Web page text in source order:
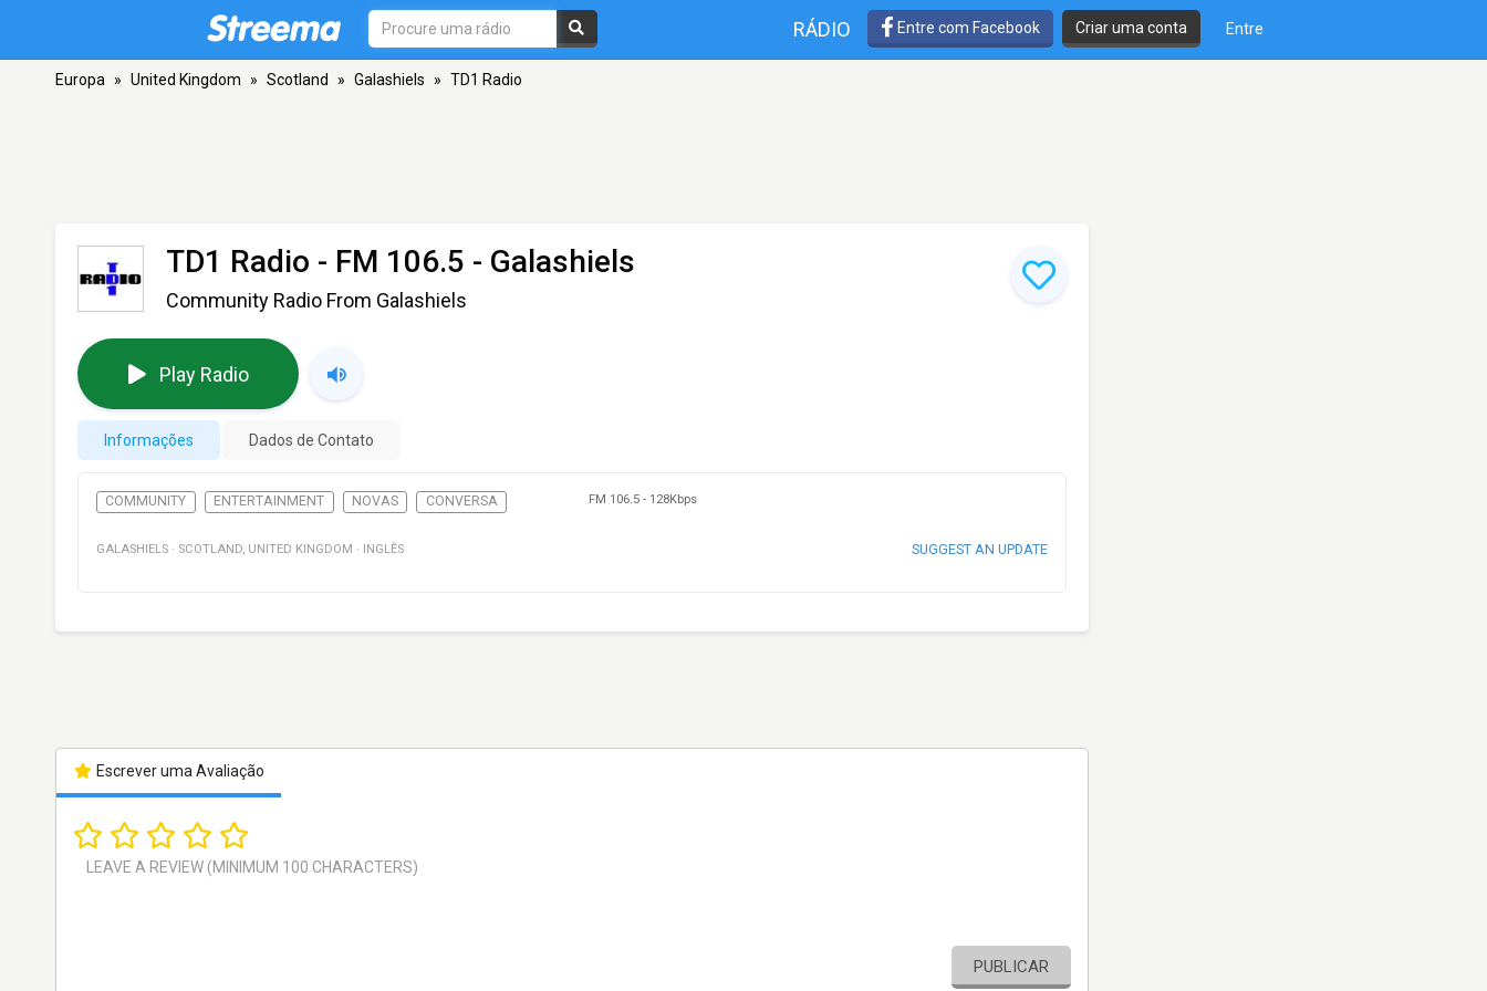
RÁDIO Entre com Facebook Criar uma conta Entre
Europa » United Kingdom » Scotland » Galashiels » TD1 Radio
TD1 Radio - FM 106.5 - Galashiels
Community Radio From Galashiels
Play Radio
Informações Dados de Contato
COMMUNITY ENTERTAINMENT NOVAS CONVERSA FM 106.5 - 128Kbps
GALASHIELS · SCOTLAND, UNITED KINGDOM · INGLÊS SUGGEST AN UPDATE
Escrever uma Avaliação
PUBLICAR